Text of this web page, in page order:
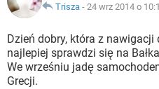
WINDOWS 10
INSTAGRAM
WINDOWS 10
GRY
INSTAGRAM
WINDOWS 10
COVID-19
GRY
SPOTIFY
Trisza - 24 wrz 2014 o
Dzień dobry, która z
najlepiej sprawdzi się na
We wrześniu jadę
Grecji.